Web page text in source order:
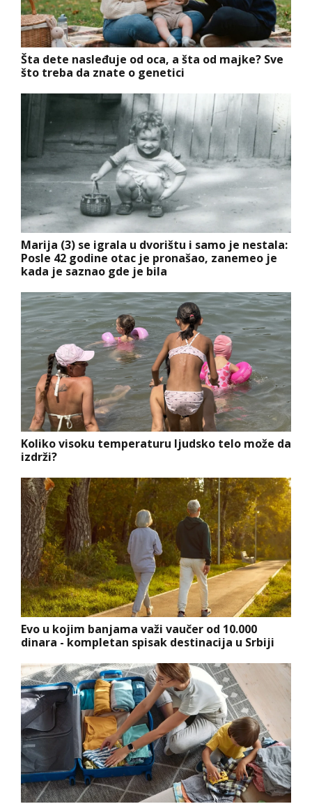
Šta dete nasleđuje od oca, a šta od majke? Sve
što treba da znate o genetici
Marija (3) se igrala u dvorištu i samo je nestala:
Posle 42 godine otac je pronašao, zanemeo je
kada je saznao gde je bila
Koliko visoku temperaturu ljudsko telo može da
izdrži?
Evo u kojim banjama važi vaučer od 10.000
dinara - kompletan spisak destinacija u Srbiji